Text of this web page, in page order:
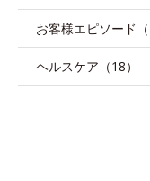
お客様エピソード（
ヘルスケア（18）